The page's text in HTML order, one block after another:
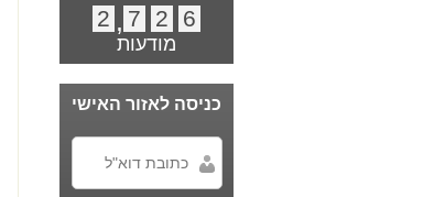
6
2
7
,
2
מודעות
כניסה לאזור האישי